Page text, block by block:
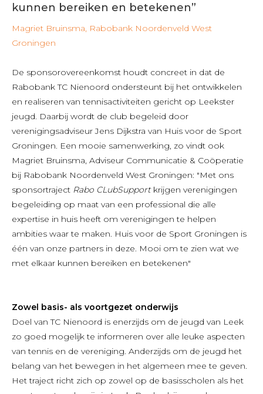
kunnen bereiken en betekenen”
Magriet Bruinsma, Rabobank Noordenveld West
Groningen
De sponsorovereenkomst houdt concreet in dat de
Rabobank TC Nienoord ondersteunt bij het ontwikkelen
en realiseren van tennisactiviteiten gericht op Leekster
jeugd. Daarbij wordt de club begeleid door
verenigingsadviseur Jens Dijkstra van Huis voor de Sport
Groningen. Een mooie samenwerking, zo vindt ook
Magriet Bruinsma, Adviseur Communicatie & Coöperatie
bij Rabobank Noordenveld West Groningen: "Met ons
sponsortraject Rabo CLubSupportkrijgen verenigingen
begeleiding op maat van een professional die alle
expertise in huis heeft om verenigingen te helpen
ambities waar te maken. Huis voor de Sport Groningen is
één van onze partners in deze. Mooi om te zien wat we
met elkaar kunnen bereiken en betekenen"
Zowel basis- als voortgezet onderwijs
Doel van TC Nienoord is enerzijds om de jeugd van Leek
zo goed mogelijk te informeren over alle leuke aspecten
van tennis en de vereniging. Anderzijds om de jeugd het
belang van het bewegen in het algemeen mee te geven.
Het traject richt zich op zowel op de basisscholen als het